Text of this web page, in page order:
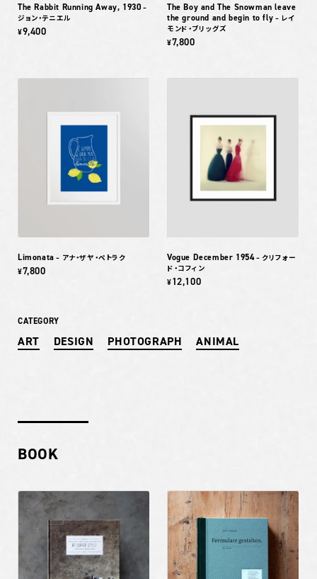
The Rabbit Running Away, 1930 –
ジョン・テニエル
¥9,400
The Boy and The Snowman leave
the ground and begin to fly – レイ
モンド・ブリッグズ
¥7,800
Limonata – アナ・ザヤ・ペトラク
¥7,800
Vogue December 1954– クリフォー
ド・コフィン
¥12,100
CATEGORY
ART DESIGN PHOTOGRAPH ANIMAL
BOOK